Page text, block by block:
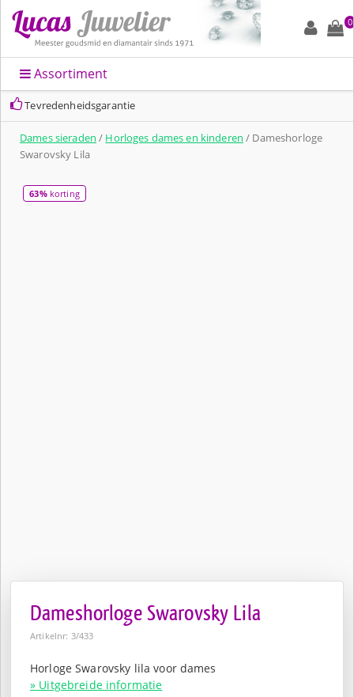
0
Assortiment
Tevredenheidsgarantie
Dames sieraden / Horloges dames en kinderen / Dameshorloge
Swarovsky Lila
63%korting
Dameshorloge Swarovsky Lila
Artikelnr: 3/433
Horloge Swarovsky lila voor dames
» Uitgebreide informatie